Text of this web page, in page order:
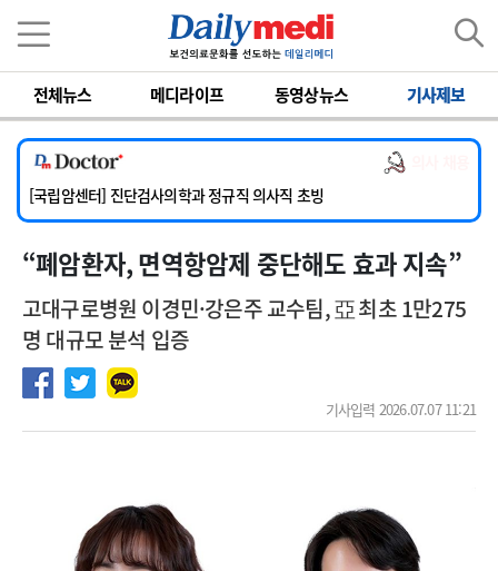
전체뉴스 메디라이프 동영상뉴스 기사제보
[서울아산병원] 2026년 하반기 인턴 모집
[명지병원] 하반기 전공의(인턴) 모집
[국립암센터] 진단검사의학과 정규직 의사직 초빙
[인제대학교해운대백병원] 치과 진료교수 모집 공고
[서울아산병원] 2026년 하반기 인턴 모집
“ 폐암환자, 면역항암제 중단해도 효과 지속”
고대구로병원 이경민·강은주 교수팀, 亞 최초 1만275
명 대규모 분석 입증
기사입력 2026.07.07 11:21